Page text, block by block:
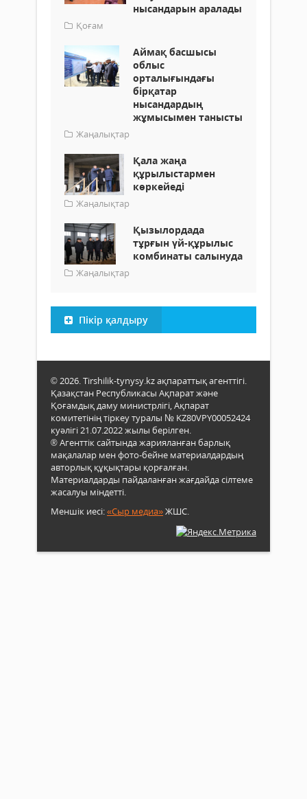
нысандарын аралады
Қоғам
Аймақ басшысы
облыс
орталығындағы
бірқатар
нысандардың
жұмысымен танысты
Жаңалықтар
Қала жаңа
құрылыстармен
көркейеді
Жаңалықтар
Қызылордада
тұрғын үй-құрылыс
комбинаты салынуда
Жаңалықтар
Пікір қалдыру
© 2026. Tirshilik-tynysy.kz ақпараттық агенттігі.
Қазақстан Республикасы Ақпарат және
Қоғамдық даму министрлігі, Ақпарат
комитетінің тіркеу туралы № KZ80VPY00052424
куәлігі 21.07.2022 жылы берілген.
® Агенттік сайтында жарияланған барлық
мақалалар мен фото-бейне материалдардың
авторлық құқықтары қорғалған.
Материалдарды пайдаланған жағдайда сілтеме
жасалуы міндетті.
Меншік иесі:«Сыр медиа»ЖШС.